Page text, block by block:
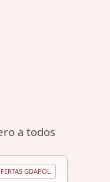
a todos
GDAPOL